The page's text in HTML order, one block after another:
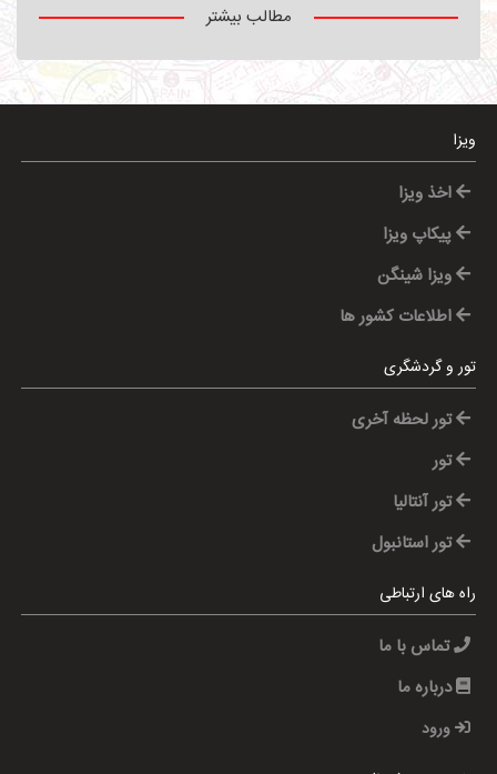
مطالب بیشتر
ویزا
اخذ ویزا
پیکاپ ویزا
ویزا شینگن
اطلاعات کشور ها
تور و گردشگری
تور لحظه آخری
تور
تور آنتالیا
تور استانبول
راه های ارتباطی
تماس با ما
درباره ما
ورود